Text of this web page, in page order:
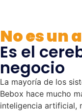
No es un
Es el
negocio
La mayoría de los
Bebox hace mucho
inteligencia artificial,